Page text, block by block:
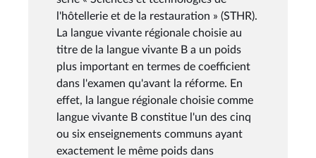
l'hôtellerie et de la restauration » (STHR).
La langue vivante régionale choisie au
titre de la langue vivante B a un poids
plus important en termes de coefficient
dans l'examen qu'avant la réforme. En
effet, la langue régionale choisie comme
langue vivante B constitue l'un des cinq
ou six enseignements communs ayant
exactement le même poids dans